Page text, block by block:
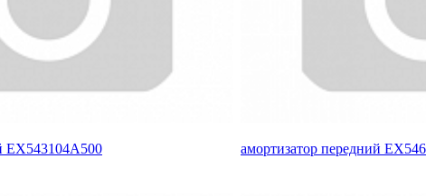
EX543104A500 амортизатор передний